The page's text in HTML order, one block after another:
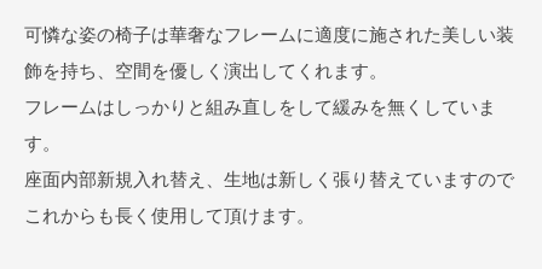
可憐な姿の椅子は華奢なフレームに適度に施された美しい装
飾を持ち、空間を優しく演出してくれます。
フレームはしっかりと組み直しをして緩みを無くしていま
す。
座面内部新規入れ替え、生地は新しく張り替えていますので
これからも長く使用して頂けます。